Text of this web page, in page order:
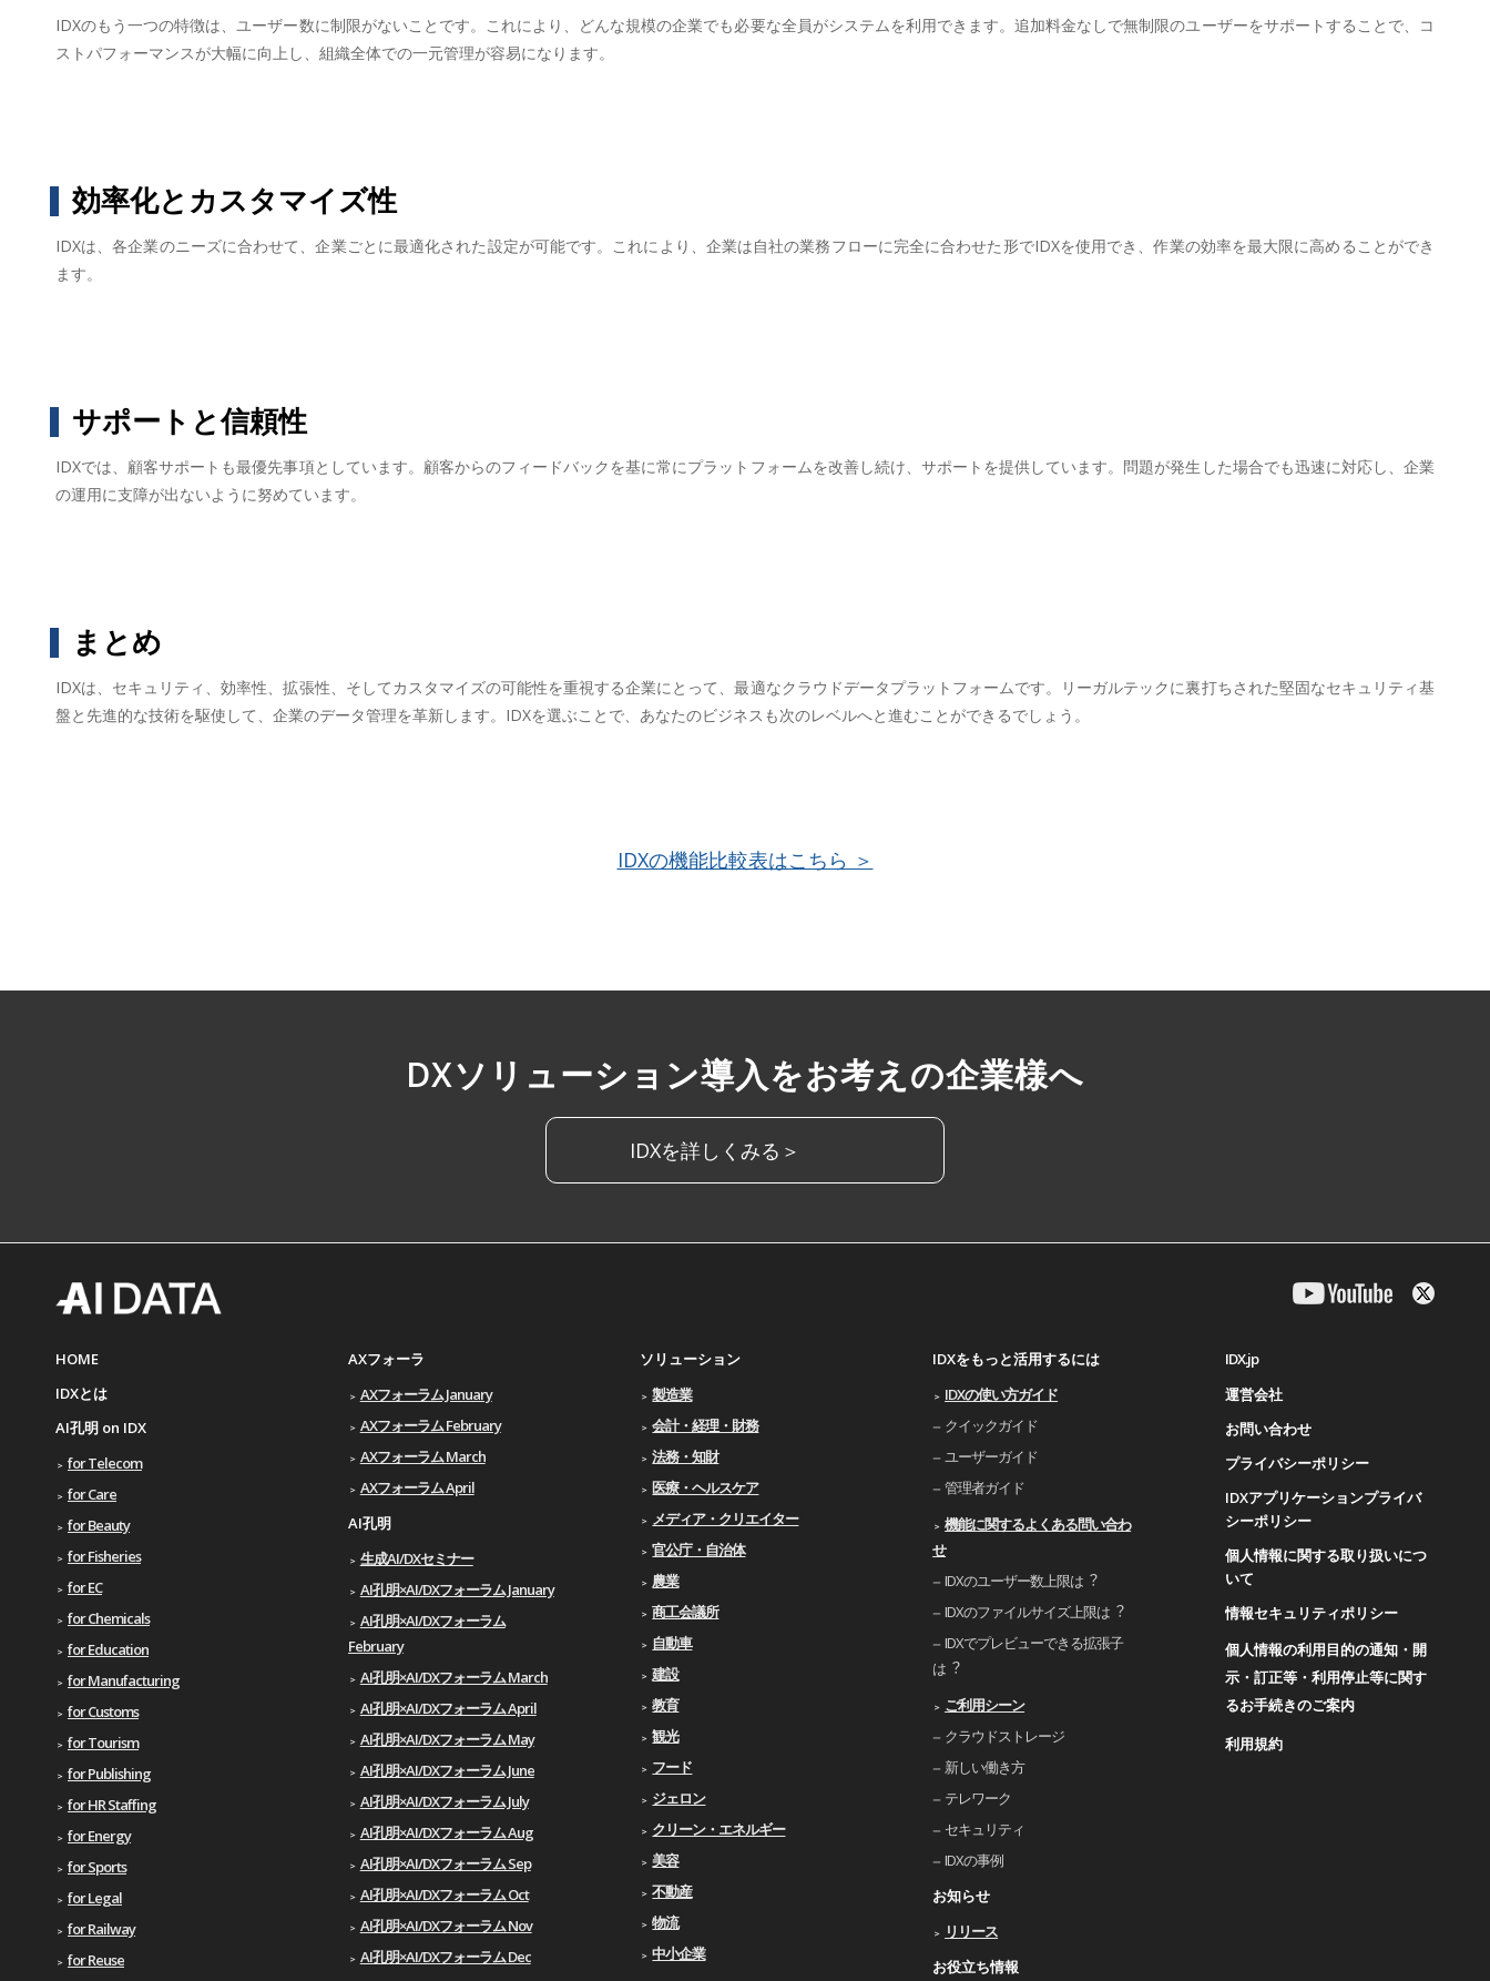
IDXのもう一つの特徴は、ユーザー数に制限がないことです。これにより、どんな規模の企業でも必要な全員がシステムを利用できます。追加料金なしで無制限のユーザーをサポートすることで、コ
ストパフォーマンスが大幅に向上し、組織全体での一元管理が容易になります。
効率化とカスタマイズ性
IDXは、各企業のニーズに合わせて、企業ごとに最適化された設定が可能です。これにより、企業は自社の業務フローに完全に合わせた形でIDXを使用でき、作業の効率を最大限に高めることができ
ます。
サポートと信頼性
IDXでは、顧客サポートも最優先事項としています。顧客からのフィードバックを基に常にプラットフォームを改善し続け、サポートを提供しています。問題が発生した場合でも迅速に対応し、企業
の運用に支障が出ないように努めています。
まとめ
IDXは、セキュリティ、効率性、拡張性、そしてカスタマイズの可能性を重視する企業にとって、最適なクラウドデータプラットフォームです。リーガルテックに裏打ちされた堅固なセキュリティ基
盤と先進的な技術を駆使して、企業のデータ管理を革新します。IDXを選ぶことで、あなたのビジネスも次のレベルへと進むことができるでしょう。
IDXの機能比較表はこちら ＞
DXソリューション導入をお考えの企業様へ
IDXを詳しくみる＞
HOME
IDXとは
AI孔明 on IDX
for Telecom
for Care
for Beauty
for Fisheries
for EC
for Chemicals
for Education
for Manufacturing
for Customs
for Tourism
for Publishing
for HR Staffing
for Energy
for Sports
for Legal
for Railway
for Reuse
AXフォーラ
AXフォーラム January
AXフォーラム February
AXフォーラム March
AXフォーラム April
AI孔明
生成AI/DXセミナー
AI孔明×AI/DXフォーラム January
AI孔明×AI/DXフォーラム
February
AI孔明×AI/DXフォーラム March
AI孔明×AI/DXフォーラム April
AI孔明×AI/DXフォーラム May
AI孔明×AI/DXフォーラム June
AI孔明×AI/DXフォーラム July
AI孔明×AI/DXフォーラム Aug
AI孔明×AI/DXフォーラム Sep
AI孔明×AI/DXフォーラム Oct
AI孔明×AI/DXフォーラム Nov
AI孔明×AI/DXフォーラム Dec
ソリューション
製造業
会計・経理・財務
法務・知財
医療・ヘルスケア
メディア・クリエイター
官公庁・自治体
農業
商工会議所
自動車
建設
教育
観光
フード
ジェロン
クリーン・エネルギー
美容
不動産
物流
中小企業
IDXをもっと活用するには
IDXの使い⽅ガイド
クイックガイド
ユーザーガイド
管理者ガイド
機能に関するよくある問い合わ
せ
IDXのユーザー数上限は︖
IDXのファイルサイズ上限は︖
IDXでプレビューできる拡張⼦
は︖
ご利⽤シーン
クラウドストレージ
新しい働き⽅
テレワーク
セキュリティ
IDXの事例
お知らせ
リリース
お役立ち情報
IDX.jp
運営会社
お問い合わせ
プライバシーポリシー
IDXアプリケーションプライバ
シーポリシー
個人情報に関する取り扱いにつ
いて
情報セキュリティポリシー
個人情報の利用目的の通知・開
示・訂正等・利用停止等に関す
るお手続きのご案内
利用規約